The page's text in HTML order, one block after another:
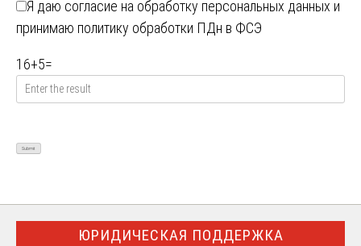
Я даю согласие на обработку персональных данных и
принимаю политику обработки ПДн в ФСЭ
16+5=
ЮРИДИЧЕСКАЯ ПОДДЕРЖКА